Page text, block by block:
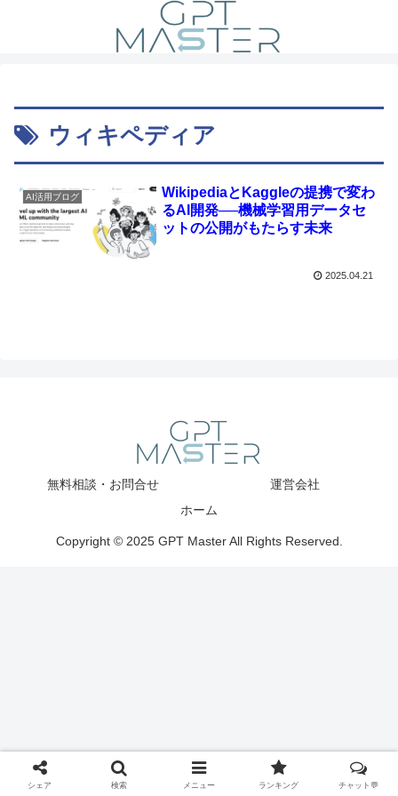
ウィキペディア
AI活用ブログ
WikipediaとKaggleの提携で変わ
るAI開発──機械学習用データセ
ットの公開がもたらす未来
2025.04.21
無料相談・お問合せ
運営会社
ホーム
Copyright © 2025 GPT Master All Rights Reserved.
シェア 検索 メニュー ランキング チャット💬